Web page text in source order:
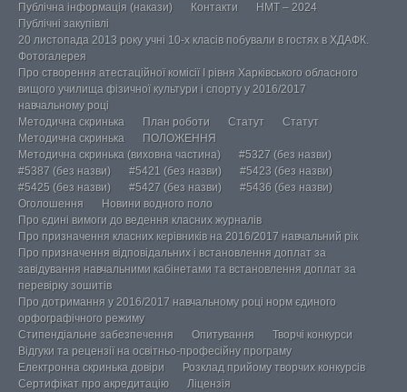
Публічна інформація (накази)
Контакти
НМТ – 2024
Публічні закупівлі
20 листопада 2013 року учні 10-х класів побували в гостях в ХДАФК.
Фотогалерея
Про створення атестаційної комісії І рівня Харківського обласного
вищого училища фізичної культури і спорту у 2016/2017
навчальному році
Методична скринька
План роботи Статут
Статут
Методична скринька
ПОЛОЖЕННЯ
Методична скринька (виховна частина)
#5327 (без назви)
#5387 (без назви)
#5421 (без назви)
#5423 (без назви)
#5425 (без назви)
#5427 (без назви)
#5436 (без назви)
Оголошення
Новини водного поло
Про єдині вимоги до ведення класних журналів
Про призначення класних керівників на 2016/2017 навчальний рік
Про призначення відповідальних і встановлення доплат за
завідування навчальними кабінетами та встановлення доплат за
перевірку зошитів
Про дотримання у 2016/2017 навчальному році норм єдиного
орфографічного режиму
Стипендіальне забезпечення
Опитування
Творчі конкурси
Відгуки та рецензії на освітньо-професійну програму
Електронна скринька довіри
Розклад прийому творчих конкурсів
Сертифікат про акредитацію
Ліцензія